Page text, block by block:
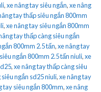
,xe nâng tay siêu ngắn,xe nâng
tay thấp siêu ngắn 800mm
,xe nâng tay siêu ngắn 800mm
tay thấp càng siêu ngắn
800mm 2.5 tấn,xe nâng tay
ngắn 800mm 2.5 tấn niuli,xe
,xe nâng tay thấp càng siêu
ngắn sd25 niuli,xe nâng tay
tay siêu ngắn 800mm,xe nâng